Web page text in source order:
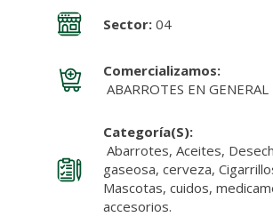
Sector:04
Comercializamos:
ABARROTES EN GENERAL
Categoría(s):
Abarrotes, Aceites,
gaseosa, cerveza,
Mascotas, cuidos,
accesorios.